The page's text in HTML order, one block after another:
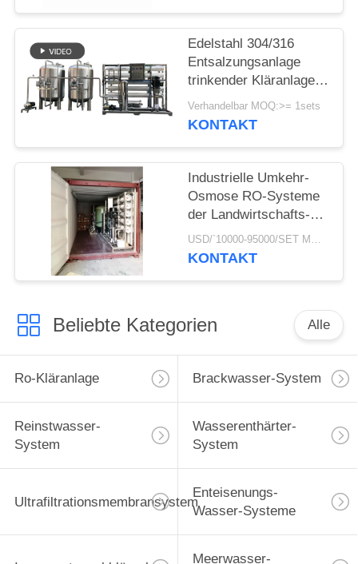
Edelstahl 304/316
Entsalzungsanlage
trinkender Kläranlage-
Schulcampus-Umkehr-
Osmose-Wasser-Filter
Verhandelbar MOQ:>= 1sets
KONTAKT
Industrielle Umkehr-
Osmose RO-Systeme
der Landwirtschafts-
50000GPD der
untertägigen wohlen
USD/`10000-95000/SET MOQ:1 SATZ
KONTAKT
Beliebte Kategorien Alle
Ro-Kläranlage Brackwasser-System
Reinstwasser-
System
Wasserenthärter-
System
Ultrafiltrationsmembransystem
Enteisenungs-
Wasser-Systeme
Meerwasser-